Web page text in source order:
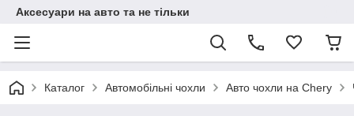
Аксесуари на авто та не тільки
Каталог Автомобільні чохли Авто чохли на Chery